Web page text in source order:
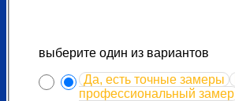
выберите один из вариантов
Да, есть точные замеры
профессиональный замер